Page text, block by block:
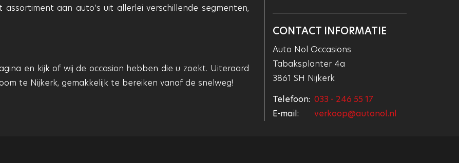
aan auto’s uit allerlei verschillende segmenten,
en kijk of wij de occasion hebben die u zoekt. Uiteraard
te Nijkerk, gemakkelijk te bereiken vanaf de snelweg!
CONTACT INFORMATIE
Auto Nol Occasions
Tabaksplanter 4a
3861 SH Nijkerk
Telefoon: 033 - 246 55 17
E-mail:
verkoop@autonol.nl